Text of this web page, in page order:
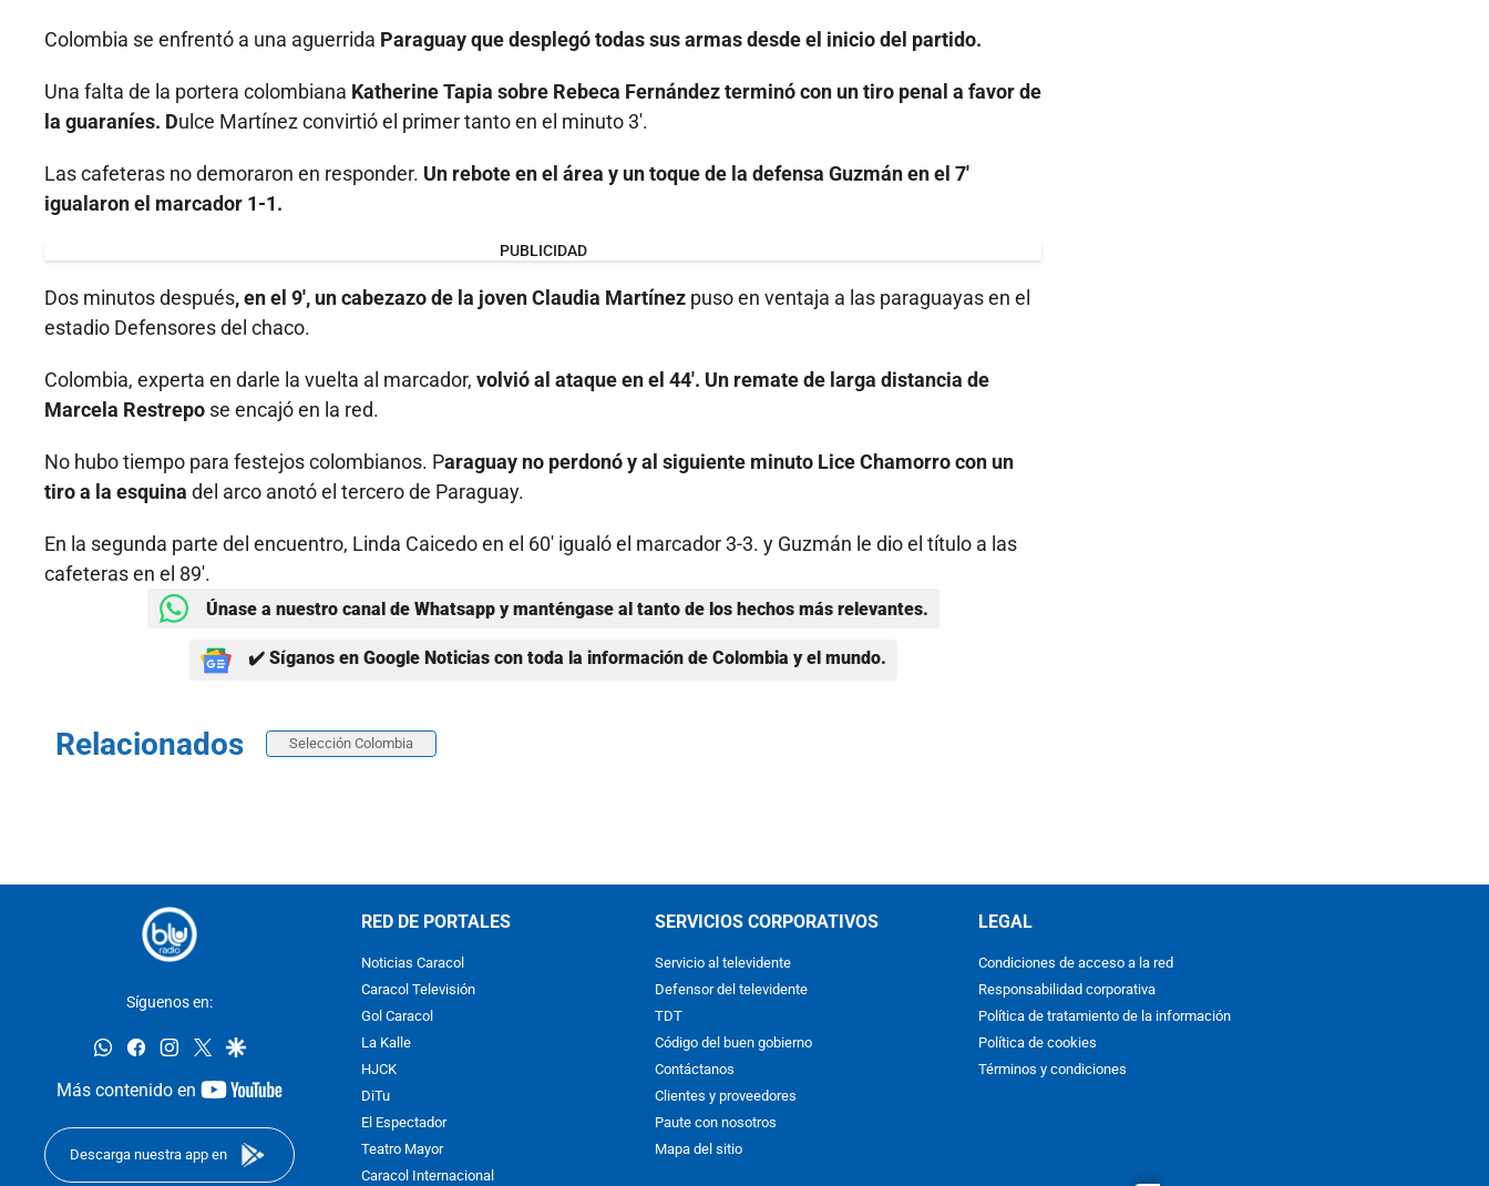
Colombia se enfrentó a una aguerrida Paraguay que desplegó todas sus armas desde el inicio del partido.
Una falta de la portera colombiana Katherine Tapia sobre Rebeca Fernández terminó con un tiro penal a favor de
la guaraníes. Dulce Martínez convirtió el primer tanto en el minuto 3'.
Las cafeteras no demoraron en responder. Un rebote en el área y un toque de la defensa Guzmán en el 7'
igualaron el marcador 1-1.
PUBLICIDAD
Dos minutos después, en el 9', un cabezazo de la joven Claudia Martínez puso en ventaja a las paraguayas en el
estadio Defensores del chaco.
Colombia, experta en darle la vuelta al marcador, volvió al ataque en el 44'. Un remate de larga distancia de
Marcela Restrepo se encajó en la red.
No hubo tiempo para festejos colombianos. Paraguay no perdonó y al siguiente minuto Lice Chamorro con un
tiro a la esquina del arco anotó el tercero de Paraguay.
En la segunda parte del encuentro, Linda Caicedo en el 60' igualó el marcador 3-3. y Guzmán le dio el título a las
cafeteras en el 89'.
Únase a nuestro canal de Whatsapp y manténgase al tanto de los hechos más relevantes.
✔️ Síganos en Google Noticias con toda la información de Colombia y el mundo.
Relacionados Selección Colombia
Síguenos en:
whatsappfacebookinstagram
twittergoogle
Más contenido en
youtube-
Descarga nuestra app en
RED DE PORTALES
Noticias Caracol
Caracol Televisión
Gol Caracol
La Kalle
HJCK
DiTu
El Espectador
Teatro Mayor
Caracol Internacional
SERVICIOS CORPORATIVOS
Servicio al televidente
Defensor del televidente
TDT
Código del buen gobierno
Contáctanos
Clientes y proveedores
Paute con nosotros
Mapa del sitio
LEGAL
Condiciones de acceso a la red
Responsabilidad corporativa
Política de tratamiento de la información
Política de cookies
Términos y condiciones